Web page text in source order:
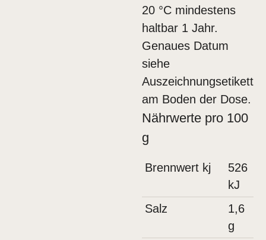
20 °C mindestens
haltbar 1 Jahr.
Genaues Datum
siehe
Auszeichnungsetikett
am Boden der Dose.
Nährwerte pro 100
g
Brennwert kj
526
kJ
Salz
1,6
g